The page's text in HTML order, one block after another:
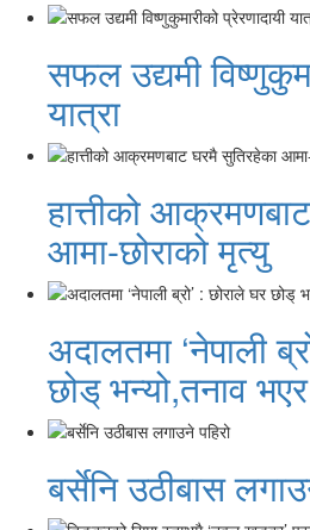
सफल उद्यमी
यात्रा
हात्तीको
आमा-छोराको मृत्यु
अदालतमा ‘नेपाली
छोड् भन्यो,तनाव
बर्सेनि उठीबास